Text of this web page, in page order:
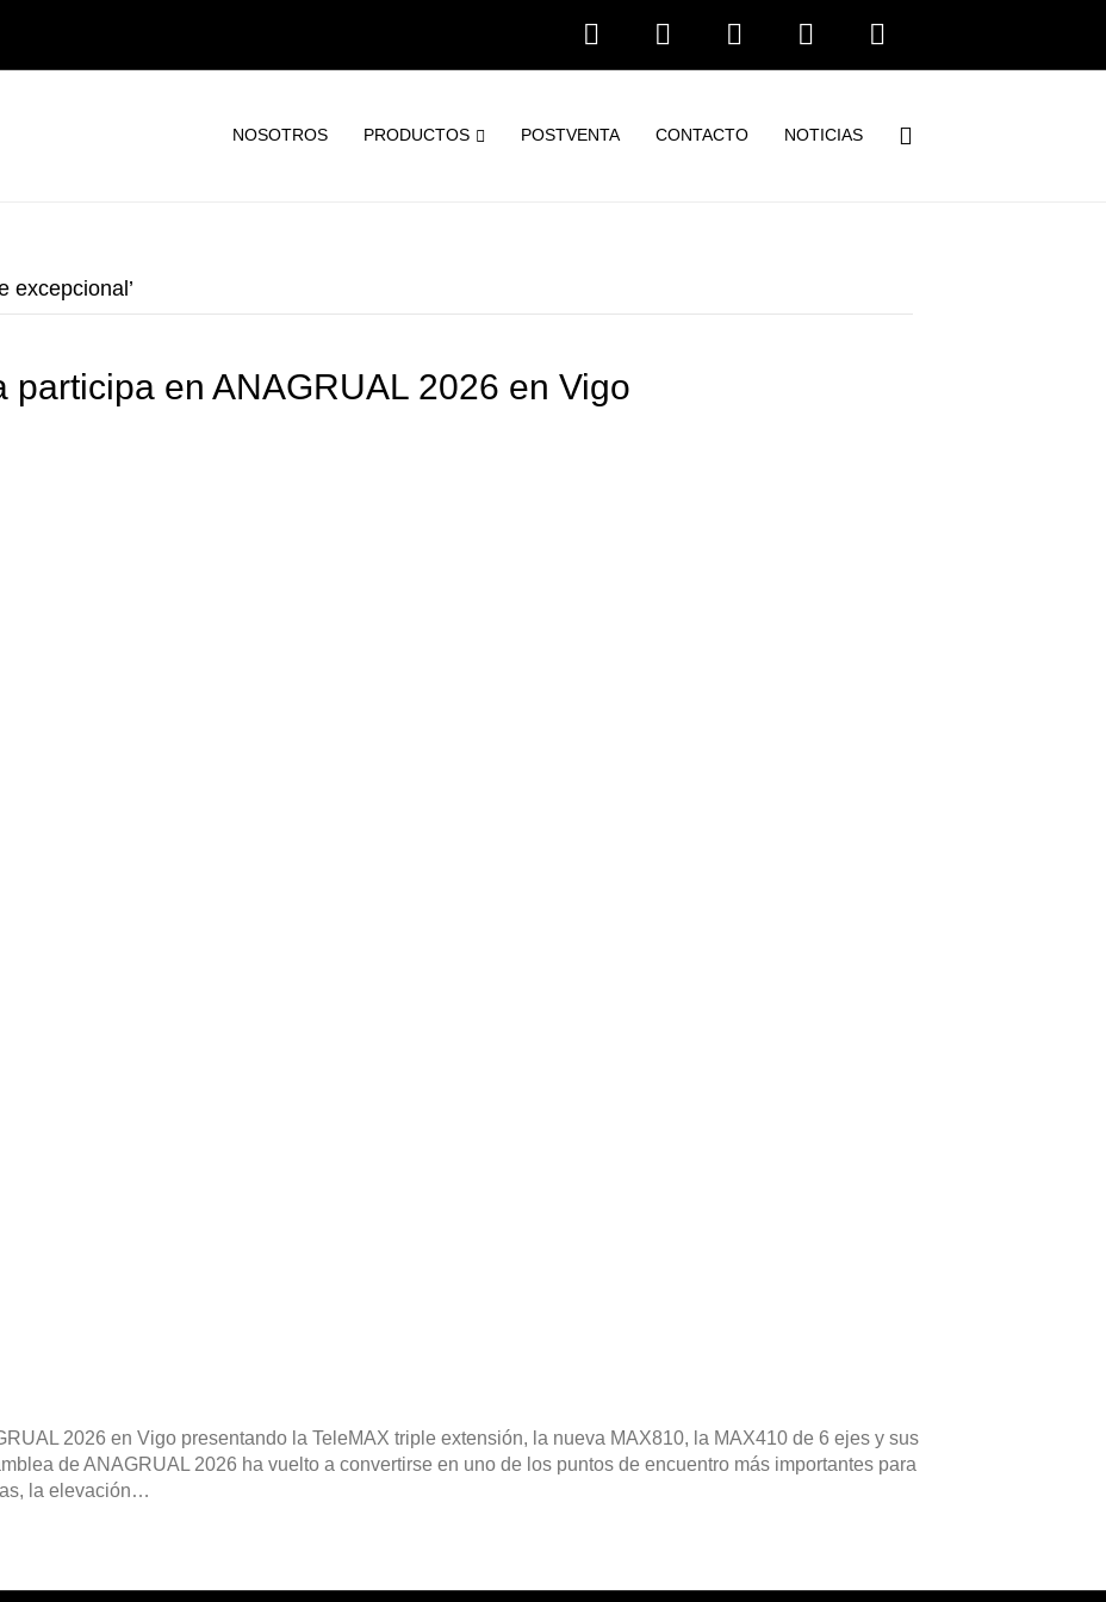
FacebookLinkedinYoutubeInstagram
NOSOTROS PRODUCTOS POSTVENTA CONTACTO NOTICIAS
excepcional’
participa en ANAGRUAL 2026 en Vigo
2026 en Vigo presentando la TeleMAX triple extensión, la nueva MAX810, la MAX410 de 6 ejes y sus
de ANAGRUAL 2026 ha vuelto a convertirse en uno de los puntos de encuentro más importantes para
la elevación…